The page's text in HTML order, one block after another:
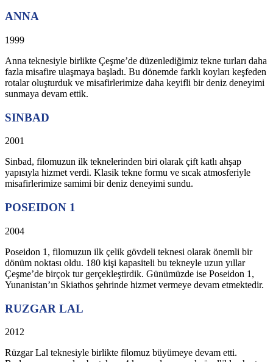
ANNA
1999
Anna teknesiyle birlikte Çeşme’de düzenlediğimiz tekne turları daha
fazla misafire ulaşmaya başladı. Bu dönemde farklı koyları keşfeden
rotalar oluşturduk ve misafirlerimize daha keyifli bir deniz deneyimi
sunmaya devam ettik.
SINBAD
2001
Sinbad, filomuzun ilk teknelerinden biri olarak çift katlı ahşap
yapısıyla hizmet verdi. Klasik tekne formu ve sıcak atmosferiyle
misafirlerimize samimi bir deniz deneyimi sundu.
POSEIDON 1
2004
Poseidon 1, filomuzun ilk çelik gövdeli teknesi olarak önemli bir
dönüm noktası oldu. 180 kişi kapasiteli bu tekneyle uzun yıllar
Çeşme’de birçok tur gerçekleştirdik. Günümüzde ise Poseidon 1,
Yunanistan’ın Skiathos şehrinde hizmet vermeye devam etmektedir.
RUZGAR LAL
2012
Rüzgar Lal teknesiyle birlikte filomuz büyümeye devam etti.